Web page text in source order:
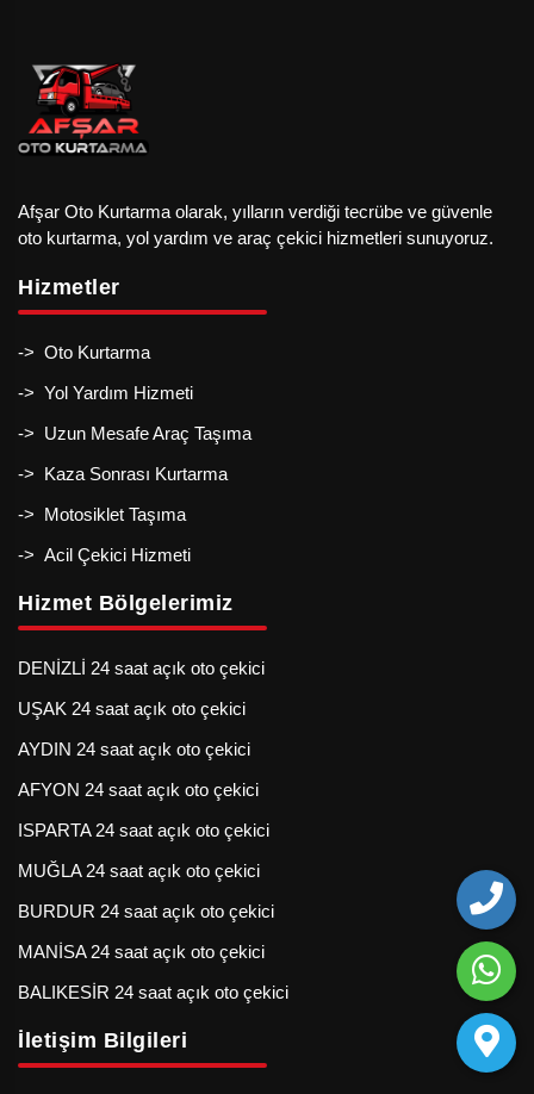
Afşar Oto Kurtarma olarak, yılların verdiği tecrübe ve güvenle
oto kurtarma, yol yardım ve araç çekici hizmetleri sunuyoruz.
Hizmetler
-> Oto Kurtarma
-> Yol Yardım Hizmeti
-> Uzun Mesafe Araç Taşıma
-> Kaza Sonrası Kurtarma
-> Motosiklet Taşıma
-> Acil Çekici Hizmeti
Hizmet Bölgelerimiz
DENİZLİ 24 saat açık oto çekici
UŞAK 24 saat açık oto çekici
AYDIN 24 saat açık oto çekici
AFYON 24 saat açık oto çekici
ISPARTA 24 saat açık oto çekici
MUĞLA 24 saat açık oto çekici
BURDUR 24 saat açık oto çekici
MANİSA 24 saat açık oto çekici
BALIKESİR 24 saat açık oto çekici
İletişim Bilgileri